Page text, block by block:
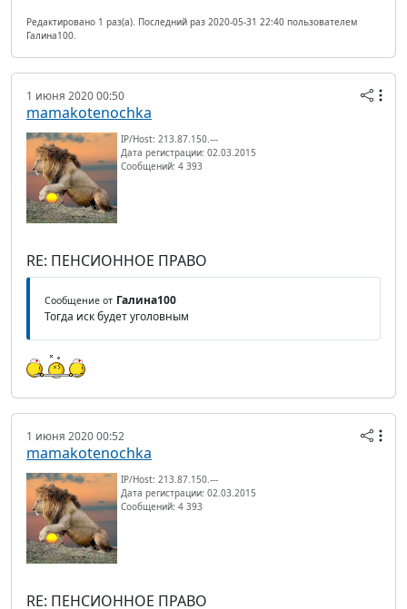
Редактировано 1 раз(а). Последний раз 2020-05-31 22:40 пользователем
Галина100.
1 июня 2020 00:50
mamakotenochka
IP/Host: 213.87.150.---
Дата регистрации: 02.03.2015
Сообщений: 4 393
RE: ПЕНСИОННОЕ ПРАВО
Сообщение от Галина100
Тогда иск будет уголовным
1 июня 2020 00:52
mamakotenochka
IP/Host: 213.87.150.---
Дата регистрации: 02.03.2015
Сообщений: 4 393
RE: ПЕНСИОННОЕ ПРАВО